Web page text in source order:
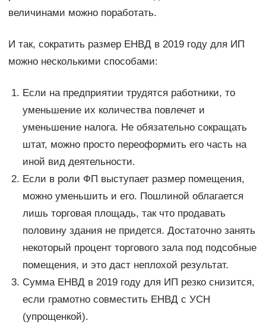
величинами можно поработать.
И так, сократить размер ЕНВД в 2019 году для ИП
можно несколькими способами:
Если на предприятии трудятся работники, то
уменьшение их количества повлечет и
уменьшение налога. Не обязательно сокращать
штат, можно просто переоформить его часть на
иной вид деятельности.
Если в роли ФП выступает размер помещения,
можно уменьшить и его. Пошлиной облагается
лишь торговая площадь, так что продавать
половину здания не придется. Достаточно занять
некоторый процент торгового зала под подсобные
помещения, и это даст неплохой результат.
Сумма ЕНВД в 2019 году для ИП резко снизится,
если грамотно совместить ЕНВД с УСН
(упрощенкой).